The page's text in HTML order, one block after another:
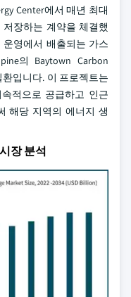
Center에서 매년 최대
저장하는 계약을 체결했
영에서 배출되는 가스
의 Baytown Carbon
환입니다. 이 프로젝트는
적으로 공급하고 인근
해당 지역의 에너지 생
장 분석